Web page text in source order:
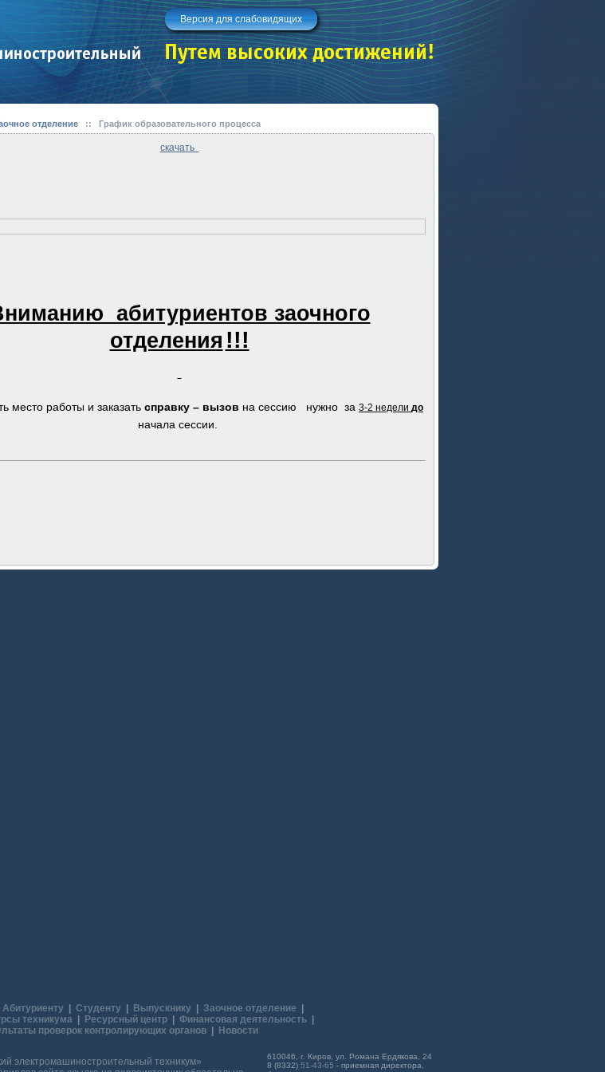
Версия для слабовидящих
отделение:: График образовательного процесса
скачать
абитуриентов заочного
отделения !!!
место работы и заказать справку – вызов на сессию нужно за 3-2 недели до
начала сессии.
Абитуриенту| Студенту| Выпускнику| Заочное отделение
техникума Ресурсный центр Финансовая деятельность
проверок контролирующих органов| Новости
электромашиностроительный техникум»
610046, г. Киров, ул. Романа Ердякова, 24
8 (8332) 51-43-65 - приемная директора,